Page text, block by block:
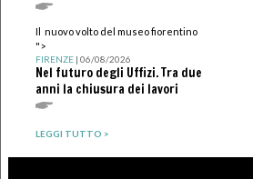
Il nuovo volto del museo fiorentino
">
FIRENZE| 06/08/2026
Nel futuro degli Uffizi. Tra due
anni la chiusura dei lavori
LEGGI TUTTO >